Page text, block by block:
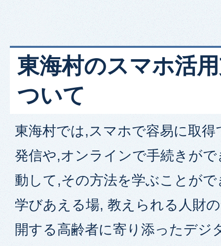
東海村のスマホ活
ついて
東海村では,スマホで容易に取
発信や,オンラインで⼿続きが
動して,その⽅法を学ぶことが
学びあえる場, 教えられる人財
開する高齢者に寄り添ったデジ